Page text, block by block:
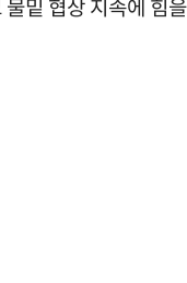
밑 협상 지속에 힘